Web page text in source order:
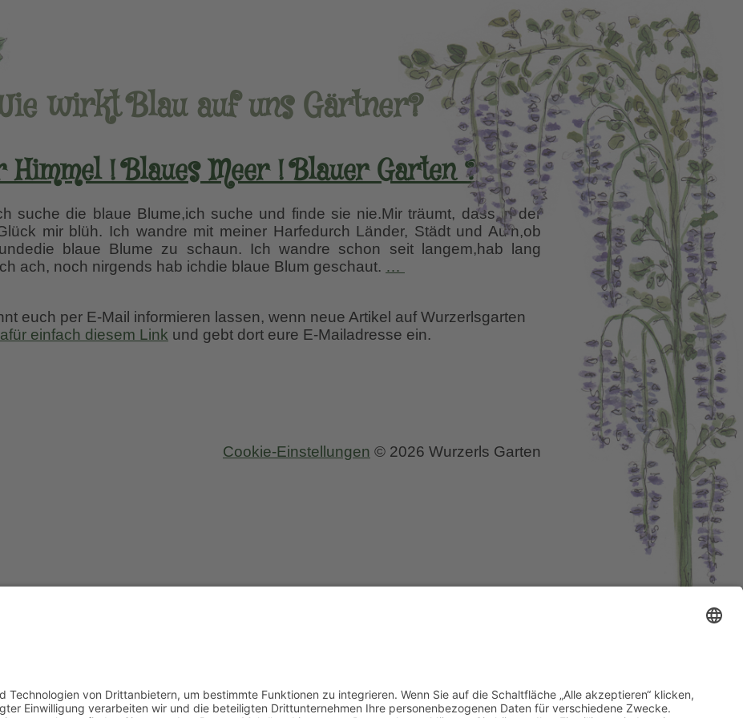
wirkt Blau auf uns Gärtner?
Himmel ! Blaues Meer ! Blauer Garten ?
suche die blaue Blume,ich suche und finde sie nie.Mir träumt, dass in der
mir blüh. Ich wandre mit meiner Harfedurch Länder, Städt und Au’n,ob
blaue Blume zu schaun. Ich wandre schon seit langem,hab lang
ach, noch nirgends hab ichdie blaue Blum geschaut. …
Blaues
Meer
euch per E-Mail informieren lassen, wenn neue Artikel auf Wurzerlsgarten
einfach diesem Link und gebt dort eure E-Mailadresse ein.
Cookie-Einstellungen © 2026 Wurzerls Garten